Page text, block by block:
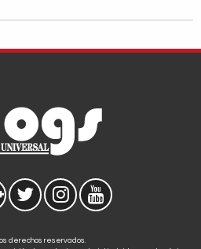
derechos reservados.